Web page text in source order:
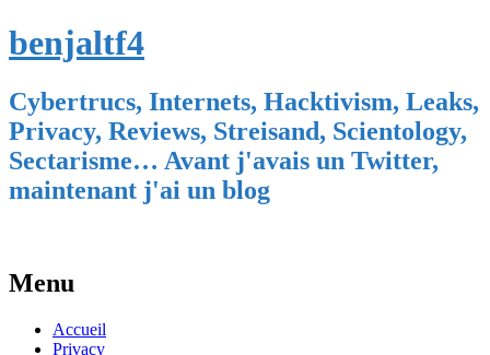
benjaltf4
Cybertrucs, Internets, Hacktivism, Leaks,
Privacy, Reviews, Streisand, Scientology,
Sectarisme… Avant j'avais un Twitter,
maintenant j'ai un blog
Menu
Skip
Accueil
Privacy